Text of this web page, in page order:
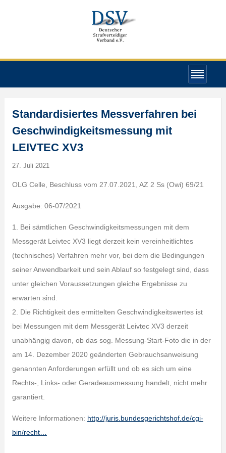
Standardisiertes Messverfahren bei
Geschwindigkeitsmessung mit
LEIVTEC XV3
27. Juli 2021
OLG Celle, Beschluss vom 27.07.2021, AZ 2 Ss (Owi) 69/21
Ausgabe: 06-07/2021
1. Bei sämtlichen Geschwindigkeitsmessungen mit dem
Messgerät Leivtec XV3 liegt derzeit kein vereinheitlichtes
(technisches) Verfahren mehr vor, bei dem die Bedingungen
seiner Anwendbarkeit und sein Ablauf so festgelegt sind, dass
unter gleichen Voraussetzungen gleiche Ergebnisse zu
erwarten sind.
2. Die Richtigkeit des ermittelten Geschwindigkeitswertes ist
bei Messungen mit dem Messgerät Leivtec XV3 derzeit
unabhängig davon, ob das sog. Messung-Start-Foto die in der
am 14. Dezember 2020 geänderten Gebrauchsanweisung
genannten Anforderungen erfüllt und ob es sich um eine
Rechts-, Links- oder Geradeausmessung handelt, nicht mehr
garantiert.
Weitere Informationen: http://juris.bundesgerichtshof.de/cgi-
bin/recht…